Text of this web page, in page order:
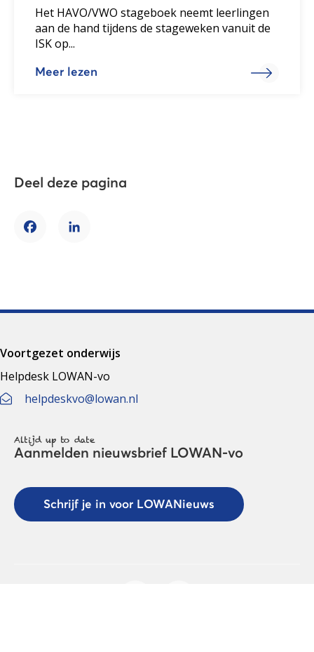
Het HAVO/VWO stageboek neemt leerlingen
aan de hand tijdens de stageweken vanuit de
ISK op...
Meer lezen
Deel deze pagina
FacebookLinkedIn
Voortgezet onderwijs
Helpdesk LOWAN-vo
helpdeskvo@lowan.nl
Altijd up to date
Aanmelden nieuwsbrief LOWAN-vo
Schrijf je in voor LOWANieuws